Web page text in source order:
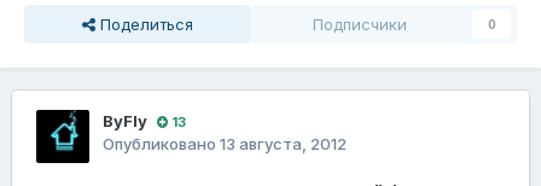
Поделиться Подписчики 0
ВyFly 13
Опубликовано 13 августа, 2012